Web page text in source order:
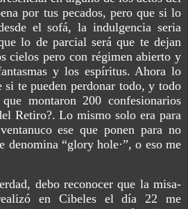
por tus pecados, pero que si lo
el sofá, la indulgencia seria
lo de parcial será que te dejan
cielos pero con régimen abierto y
y los espíritus. Ahora lo
si te pueden perdonar todo, y todo
montaron 200 confesionarios
Retiro?. Lo mismo solo era para
ese que ponen para no
denomina “glory hole·”, o eso me
debo reconocer que la misa-
en Cibeles el día 22 me